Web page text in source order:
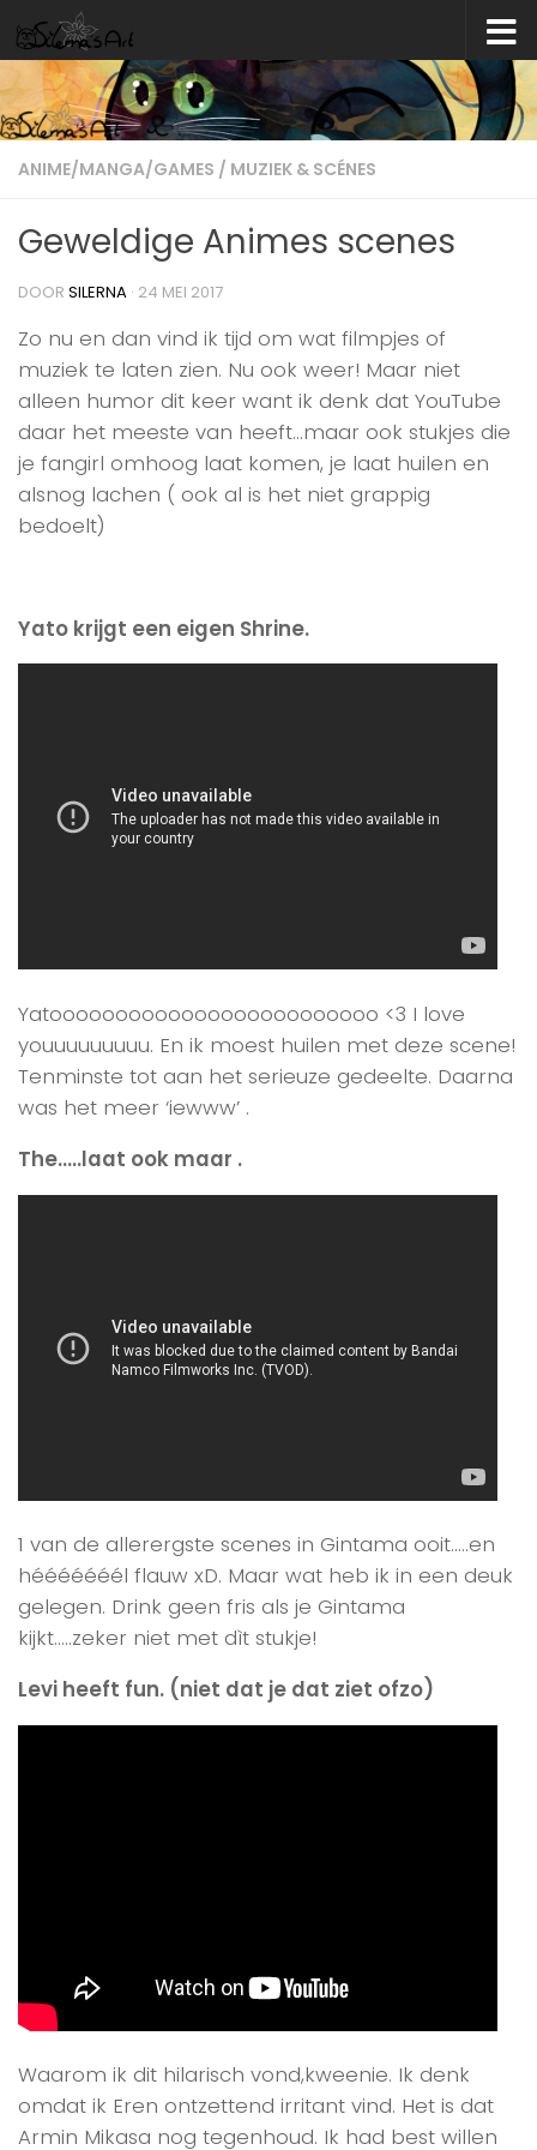
Skip to content
ANIME/MANGA/GAMES / MUZIEK & SCÉNES
Geweldige Animes scenes
DOOR SILERNA · 24 MEI 2017
Zo nu en dan vind ik tijd om wat filmpjes of
muziek te laten zien. Nu ook weer! Maar niet
alleen humor dit keer want ik denk dat YouTube
daar het meeste van heeft…maar ook stukjes die
je fangirl omhoog laat komen, je laat huilen en
alsnog lachen ( ook al is het niet grappig
bedoelt)
Yato krijgt een eigen Shrine.
Yatooooooooooooooooooooooooo <3 I love
youuuuuuuuu. En ik moest huilen met deze scene!
Tenminste tot aan het serieuze gedeelte. Daarna
was het meer ‘iewww’ .
The…..laat ook maar .
1 van de allerergste scenes in Gintama ooit…..en
hééééééél flauw xD. Maar wat heb ik in een deuk
gelegen. Drink geen fris als je Gintama
kijkt…..zeker niet met dìt stukje!
Levi heeft fun. (niet dat je dat ziet ofzo)
Waarom ik dit hilarisch vond,kweenie. Ik denk
omdat ik Eren ontzettend irritant vind. Het is dat
Armin Mikasa nog tegenhoud. Ik had best willen